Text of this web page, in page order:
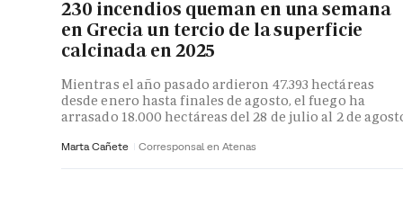
230 incendios queman en una semana
en Grecia un tercio de la superficie
calcinada en 2025
Mientras el año pasado ardieron 47.393 hectáreas
desde enero hasta finales de agosto, el fuego ha
arrasado 18.000 hectáreas del 28 de julio al 2 de
Marta Cañete Corresponsal en Atenas